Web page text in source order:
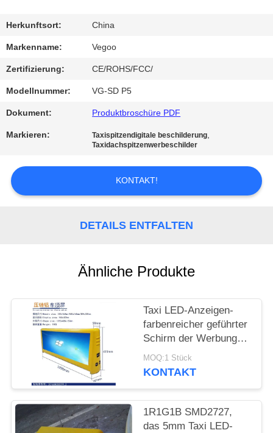
QUALITÄTSKONTROLLE
KONTAKT
MIT
NEUIGKEITEN
BITTE
UM
PRIVACY
POLICY
Herkunftsort: China
Markenname: Vegoo
Zertifizierung: CE/ROHS/FCC/
Modellnummer: VG-SD P5
Dokument: Produktbroschüre PDF
Markieren: Taxispitzendigitale beschilderung,
Taxidachspitzenwerbeschilder
KONTAKT!
DETAILS ENTFALTEN
Ähnliche Produkte
Taxi LED-Anzeigen-
farbenreicher geführter
Schirm der Werbungs-
P5 SMD im Freien
MOQ:1 Stück
KONTAKT
1R1G1B SMD2727,
das 5mm Taxi LED-